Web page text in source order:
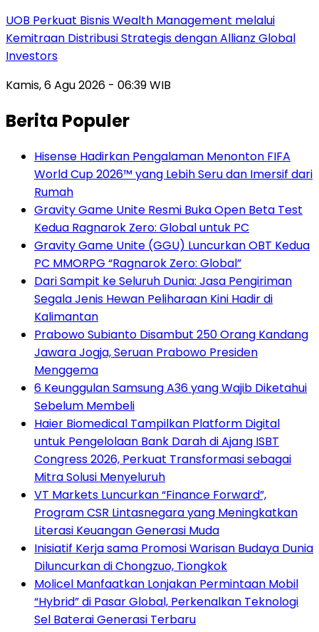
UOB Perkuat Bisnis Wealth Management melalui
Kemitraan Distribusi Strategis dengan Allianz Global
Investors
Kamis, 6 Agu 2026 - 06:39 WIB
Berita Populer
Hisense Hadirkan Pengalaman Menonton FIFA
World Cup 2026™ yang Lebih Seru dan Imersif dari
Rumah
Gravity Game Unite Resmi Buka Open Beta Test
Kedua Ragnarok Zero: Global untuk PC
Gravity Game Unite (GGU) Luncurkan OBT Kedua
PC MMORPG “Ragnarok Zero: Global”
Dari Sampit ke Seluruh Dunia: Jasa Pengiriman
Segala Jenis Hewan Peliharaan Kini Hadir di
Kalimantan
Prabowo Subianto Disambut 250 Orang Kandang
Jawara Jogja, Seruan Prabowo Presiden
Menggema
6 Keunggulan Samsung A36 yang Wajib Diketahui
Sebelum Membeli
Haier Biomedical Tampilkan Platform Digital
untuk Pengelolaan Bank Darah di Ajang ISBT
Congress 2026, Perkuat Transformasi sebagai
Mitra Solusi Menyeluruh
VT Markets Luncurkan “Finance Forward”,
Program CSR Lintasnegara yang Meningkatkan
Literasi Keuangan Generasi Muda
Inisiatif Kerja sama Promosi Warisan Budaya Dunia
Diluncurkan di Chongzuo, Tiongkok
Molicel Manfaatkan Lonjakan Permintaan Mobil
“Hybrid” di Pasar Global, Perkenalkan Teknologi
Sel Baterai Generasi Terbaru